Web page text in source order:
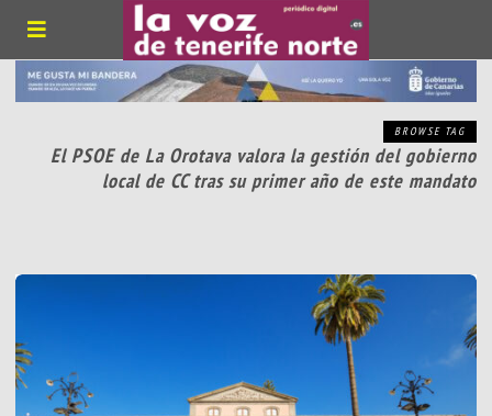
BROWSE TAG
El PSOE de La Orotava valora la gestión del gobierno
local de CC tras su primer año de este mandato